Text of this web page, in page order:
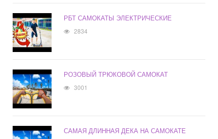
РБТ САМОКАТЫ ЭЛЕКТРИЧЕСКИЕ
2834
РОЗОВЫЙ ТРЮКОВОЙ САМОКАТ
3001
САМАЯ ДЛИННАЯ ДЕКА НА САМОКАТЕ